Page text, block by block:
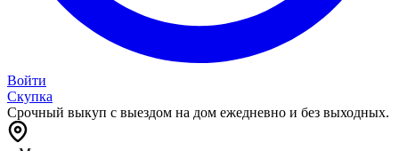
Войти
Скупка
Срочный выкуп с выездом на дом ежедневно и без выходных.